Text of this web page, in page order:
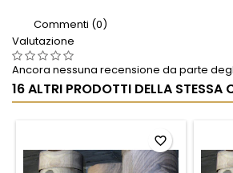
Commenti (0)
Valutazione
Ancora nessuna recensione da parte
16 ALTRI PRODOTTI DELLA STESSA
favorite_border